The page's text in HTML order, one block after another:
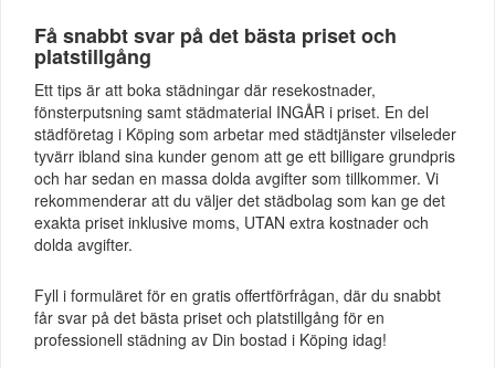
Få snabbt svar på det bästa priset och
platstillgång
Ett tips är att boka städningar där resekostnader,
fönsterputsning samt städmaterial INGÅR i priset. En del
städföretag i Köping som arbetar med städtjänster vilseleder
tyvärr ibland sina kunder genom att ge ett billigare grundpris
och har sedan en massa dolda avgifter som tillkommer. Vi
rekommenderar att du väljer det städbolag som kan ge det
exakta priset inklusive moms, UTAN extra kostnader och
dolda avgifter.
Fyll i formuläret för en gratis offertförfrågan, där du snabbt
får svar på det bästa priset och platstillgång för en
professionell städning av Din bostad i Köping idag!